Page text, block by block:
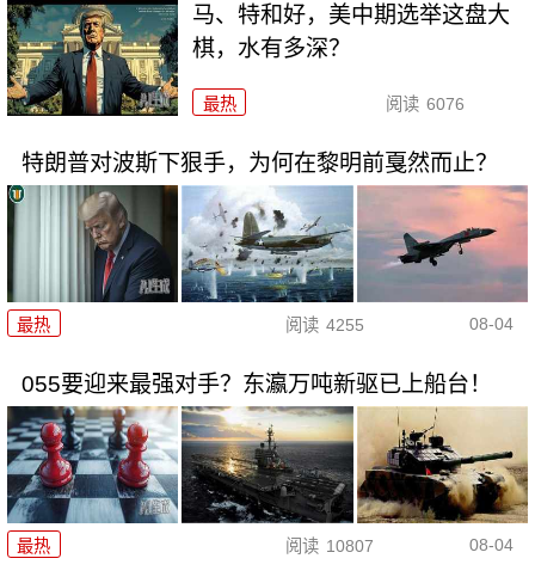
马、特和好，美中期选举这盘大
棋，水有多深？
最热 阅读 6076
特朗普对波斯下狠手，为何在黎明前戛然而止？
最热 阅读 4255 08-04
055要迎来最强对手？东瀛万吨新驱已上船台！
最热 阅读 10807 08-04